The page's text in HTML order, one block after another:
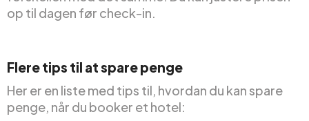
op til dagen før check-in.
Flere tips til at spare penge
Her er en liste med tips til, hvordan du kan spare
penge, når du booker et hotel: